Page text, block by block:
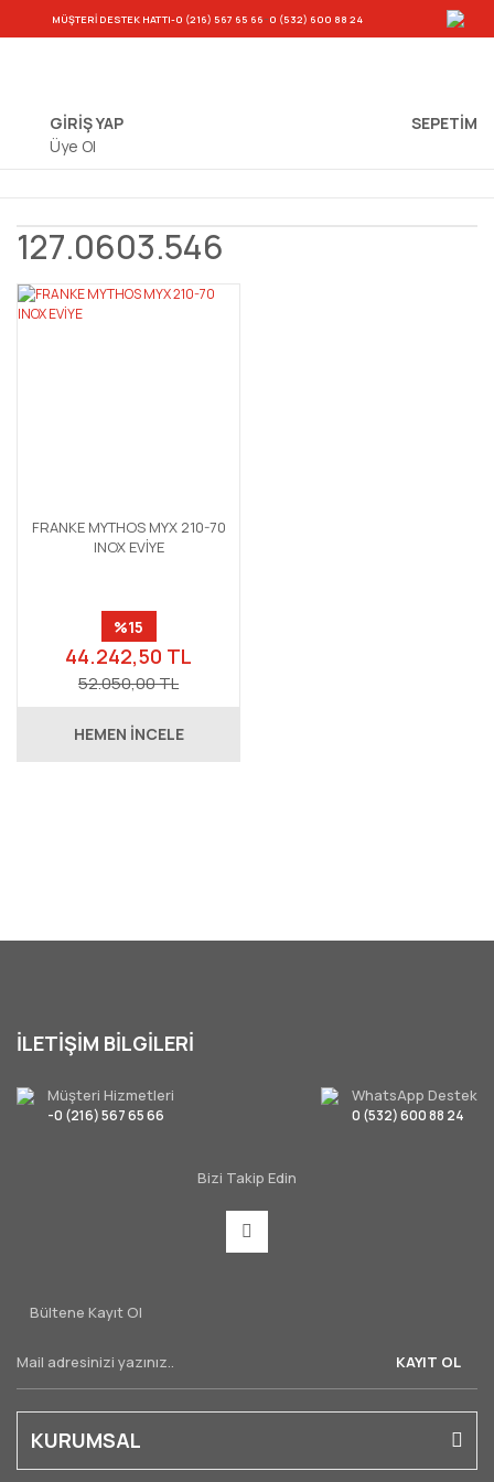
MÜŞTERİ DESTEK HATTI-0 (216) 567 65 66-0 (532) 600 88 24
GİRİŞ YAP
Üye Ol
SEPETIM
127.0603.546
FRANKE MYTHOS MYX 210-70
INOX EVİYE
%15
44.242,50 TL
52.050,00 TL
HEMEN İNCELE
İLETİŞİM BİLGİLERİ
Müşteri Hizmetleri
-0 (216) 567 65 66
WhatsApp Destek
0 (532) 600 88 24
Bizi Takip Edin
Bültene Kayıt Ol
KAYIT OL
KURUMSAL